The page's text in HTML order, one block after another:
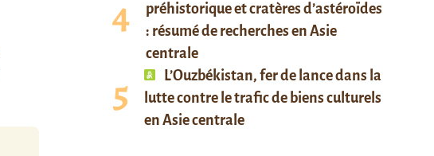
préhistorique et cratères d’astéroïdes
: résumé de recherches en Asie
centrale
L’Ouzbékistan, fer de lance dans la
lutte contre le trafic de biens culturels
en Asie centrale